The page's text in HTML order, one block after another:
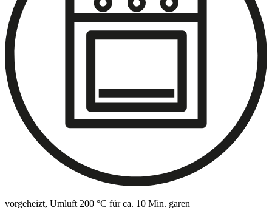
vorgeheizt, Umluft 200 °C für ca. 10 Min. garen